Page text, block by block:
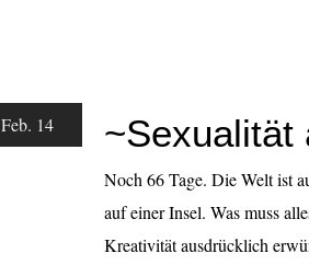
Feb. 14 ~Sexualität
Noch 66 Tage. Die Welt ist
auf einer Insel. Was muss
Kreativität ausdrücklich